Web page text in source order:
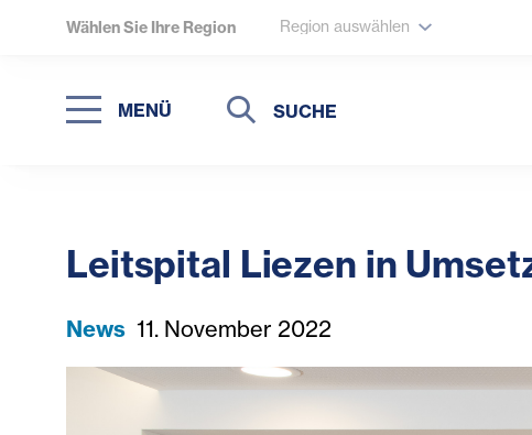
Wählen Sie Ihre Region Region auswählen
MENÜ
Suche
Suche
Leitspital Liezen in
News 11. November 2022